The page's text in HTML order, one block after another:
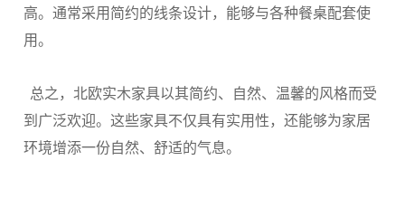
高。通常采用简约的线条设计，能够与各种餐桌配套使
用。
总之，北欧实木家具以其简约、自然、温馨的风格而受
到广泛欢迎。这些家具不仅具有实用性，还能够为家居
环境增添一份自然、舒适的气息。